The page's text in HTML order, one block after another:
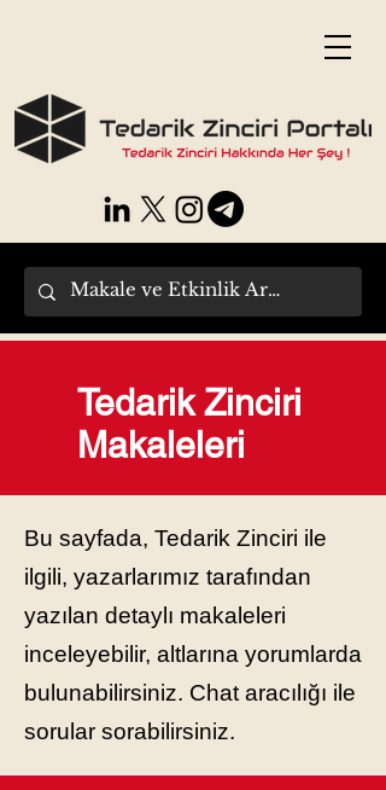
Tedarik Zinciri
Makaleleri
Bu sayfada, Tedarik Zinciri ile
ilgili, yazarlarımız tarafından
yazılan detaylı makaleleri
inceleyebilir, altlarına yorumlarda
bulunabilirsiniz. Chat aracılığı ile
sorular sorabilirsiniz.